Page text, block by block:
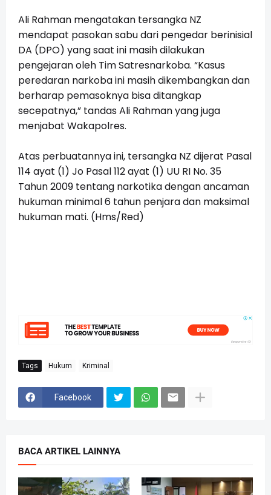
Ali Rahman mengatakan tersangka NZ
mendapat pasokan sabu dari pengedar berinisial
DA (DPO) yang saat ini masih dilakukan
pengejaran oleh Tim Satresnarkoba. “Kasus
peredaran narkoba ini masih dikembangkan dan
berharap pemasoknya bisa ditangkap
secepatnya,” tandas Ali Rahman yang juga
menjabat Wakapolres.
Atas perbuatannya ini, tersangka NZ dijerat Pasal
114 ayat (1) Jo Pasal 112 ayat (1) UU RI No. 35
Tahun 2009 tentang narkotika dengan ancaman
hukuman minimal 6 tahun penjara dan maksimal
hukuman mati. (Hms/Red)
Tags Hukum Kriminal
Facebook
BACA ARTIKEL LAINNYA